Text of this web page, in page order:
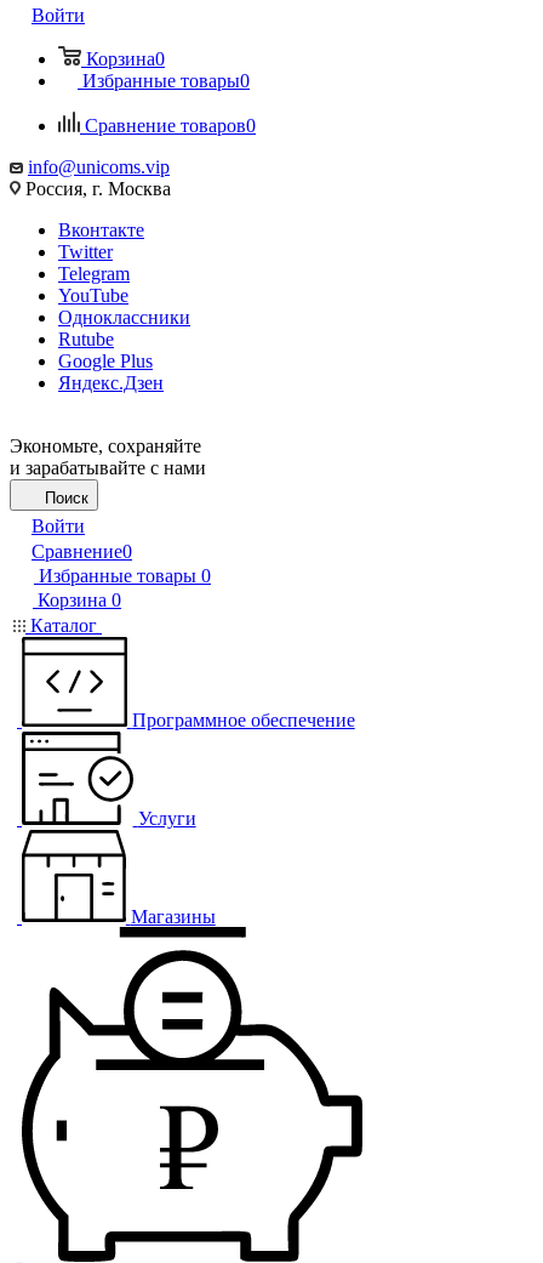
Войти
Корзина0
Избранные товары0
Сравнение товаров0
info@unicoms.vip
Россия, г. Москва
Вконтакте
Twitter
Telegram
YouTube
Одноклассники
Rutube
Google Plus
Яндекс.Дзен
Экономьте, сохраняйте
и зарабатывайте с нами
Поиск
Войти
Сравнение0
Избранные товары 0
Корзина 0
Каталог
Программное обеспечение
Услуги
Магазины